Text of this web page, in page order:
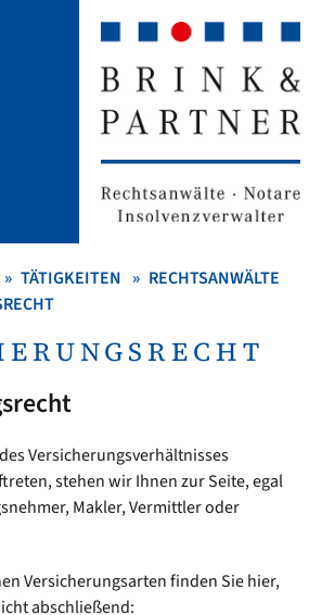
TÄTIGKEITEN
RECHTSANWÄLTE
Versicherungsverhältnisses
stehen wir Ihnen zur Seite, egal
Makler, Vermittler oder
Versicherungsarten finden Sie hier,
abschließend: